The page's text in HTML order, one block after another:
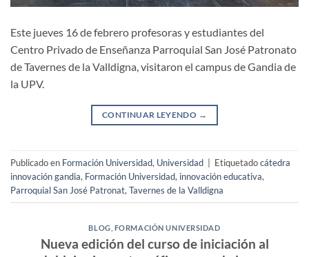
Este jueves 16 de febrero profesoras y estudiantes del
Centro Privado de Enseñanza Parroquial San José Patronato
de Tavernes de la Valldigna, visitaron el campus de Gandia de
la UPV.
CONTINUAR LEYENDO →
Publicado en Formación Universidad, Universidad | Etiquetadocátedra
innovación gandia, Formación Universidad, innovación educativa,
Parroquial San José Patronat, Tavernes de la Valldigna
BLOG FORMACIÓN UNIVERSIDAD
Nueva edición del curso de iniciación al